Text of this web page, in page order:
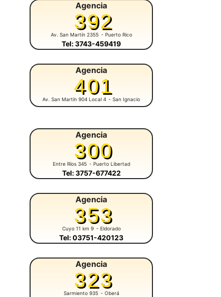
Agencia
392
Av. San Martín 2355 - Puerto Rico
Tel: 3743-459419
Agencia
401
Av. San Martín 904 Local 4 - San Ignacio
Agencia
300
Entre Ríos 345 - Puerto Libertad
Tel: 3757-677422
Agencia
353
Cuyo 11 km 9 - Eldorado
Tel: 03751-420123
Agencia
323
Sarmiento 935 - Oberá